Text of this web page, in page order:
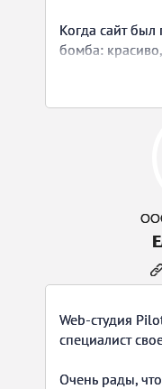
Когда сайт был
бомба:
шаблон, а
сайт, который
клиентов. Все,
специалисты,
огромное,
Web-студия
специалист
Очень рады,